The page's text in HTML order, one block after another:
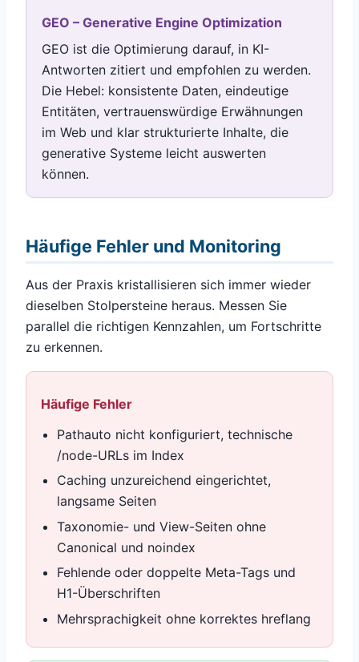
GEO – Generative Engine Optimization
GEO ist die Optimierung darauf, in KI-
Antworten zitiert und empfohlen zu werden.
Die Hebel: konsistente Daten, eindeutige
Entitäten, vertrauenswürdige Erwähnungen
im Web und klar strukturierte Inhalte, die
generative Systeme leicht auswerten
können.
Häufige Fehler und Monitoring
Aus der Praxis kristallisieren sich immer wieder
dieselben Stolpersteine heraus. Messen Sie
parallel die richtigen Kennzahlen, um Fortschritte
zu erkennen.
Häufige Fehler
Pathauto nicht konfiguriert, technische
/node-URLs im Index
Caching unzureichend eingerichtet,
langsame Seiten
Taxonomie- und View-Seiten ohne
Canonical und noindex
Fehlende oder doppelte Meta-Tags und
H1-Überschriften
Mehrsprachigkeit ohne korrektes hreflang